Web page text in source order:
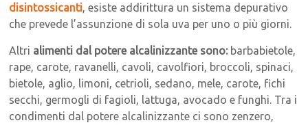
disintossicanti, esiste addirittura un sistema depurativo
che prevede l’assunzione di sola uva per uno o più giorni.
Altri alimenti dal potere alcalinizzante sono:barbabietole,
rape, carote, ravanelli, cavoli, cavolfiori, broccoli, spinaci,
bietole, aglio, limoni, cetrioli, sedano, mele, carote, fichi
secchi, germogli di fagioli, lattuga, avocado e funghi. Tra i
condimenti dal potere alcalinizzante ci sono zenzero,